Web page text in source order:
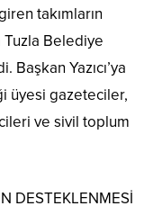
takımların
Tuzla Belediye
Başkan Yazıcı’ya
üyesi gazeteciler,
ve sivil toplum
DESTEKLENMESİ